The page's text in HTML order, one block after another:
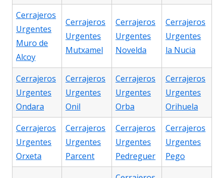
Cerrajeros
Urgentes
Muro de
Alcoy
Cerrajeros
Urgentes
Mutxamel
Cerrajeros
Urgentes
Novelda
Cerrajeros
Urgentes
la Nucia
Cerrajeros
Urgentes
Ondara
Cerrajeros
Urgentes
Onil
Cerrajeros
Urgentes
Orba
Cerrajeros
Urgentes
Orihuela
Cerrajeros
Urgentes
Orxeta
Cerrajeros
Urgentes
Parcent
Cerrajeros
Urgentes
Pedreguer
Cerrajeros
Urgentes
Pego